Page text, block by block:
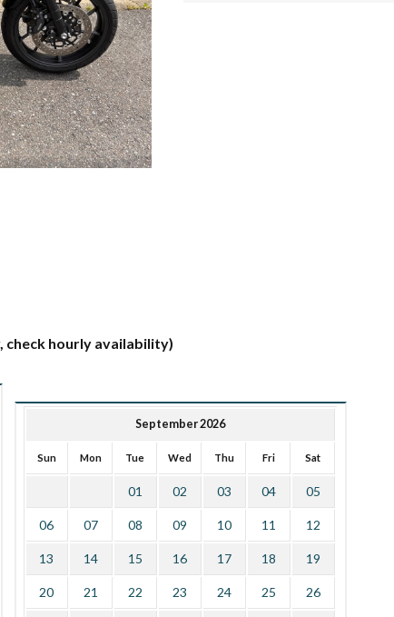
check hourly availability)
September 2026
Sun Mon Tue Wed Thu Fri Sat
01 02 03 04 05
06 07 08 09 10 11 12
13 14 15 16 17 18 19
20 21 22 23 24 25 26